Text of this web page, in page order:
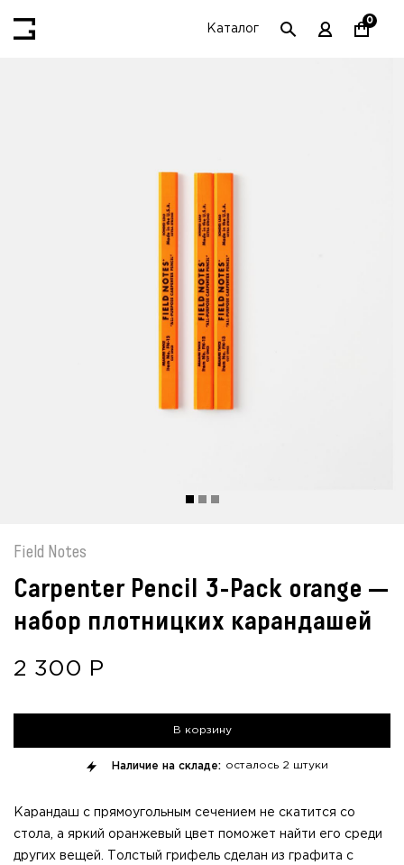
Каталог
0
Field Notes
Carpenter Pencil 3-Pack orange —
набор плотницких карандашей
2 300 Р
В корзину
Наличие на складе: осталось 2 штуки
Карандаш с прямоугольным сечением не скатится со
стола, а яркий оранжевый цвет поможет найти его среди
других вещей. Толстый грифель сделан из графита с